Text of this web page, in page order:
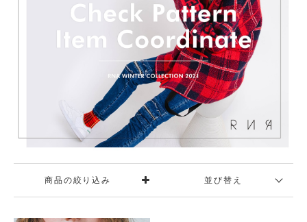
商品の絞り込み 並び替え